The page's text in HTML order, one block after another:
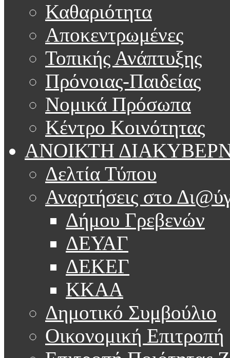
Καθαριότητα
Αποκεντρωμένες
Τοπικής Ανάπτυξης
Πρόνοιας-Παιδείας
Νομικά Πρόσωπα
Κέντρο Κοινότητας
ΑΝΟΙΚΤΗ
Δελτία Τύπου
Αναρτήσεις στο
Δήμου Γρεβενών
ΔΕΥΑΓ
ΔΕΚΕΓ
ΚΚΑΑ
Δημοτικό Συμβούλιο
Οικονομική Επιτροπή